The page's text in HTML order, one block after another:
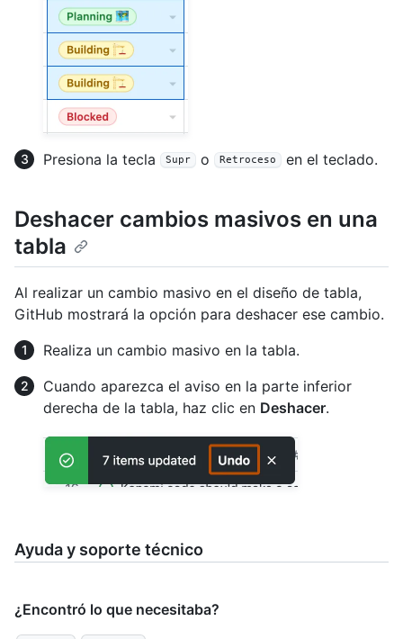
Presiona la tecla Supr o Retroceso en el teclado.
Deshacer cambios masivos en una
tabla
Al realizar un cambio masivo en el diseño de tabla,
GitHub mostrará la opción para deshacer ese cambio.
Realiza un cambio masivo en la tabla.
Cuando aparezca el aviso en la parte inferior
derecha de la tabla, haz clic en Deshacer.
Ayuda y soporte técnico
¿Encontró lo que necesitaba?